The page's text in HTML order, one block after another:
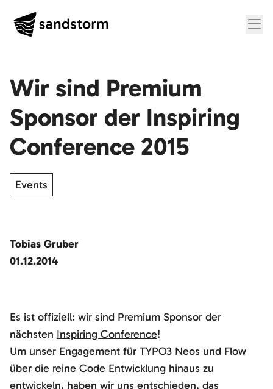
Wir sind Premium
Sponsor der Inspiring
Conference 2015
Events
Tobias Gruber
01.12.2014
Es ist offiziell: wir sind Premium Sponsor der
nächsten Inspiring Conference!
Um unser Engagement für TYPO3 Neos und Flow
über die reine Code Entwicklung hinaus zu
entwickeln, haben wir uns entschieden, das